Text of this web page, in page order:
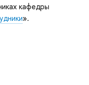
кафедры
».